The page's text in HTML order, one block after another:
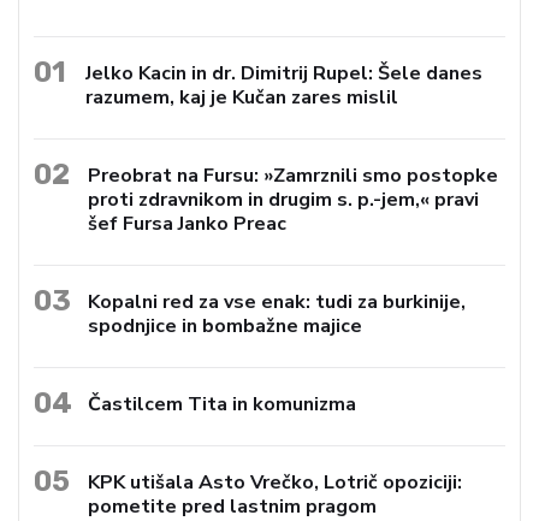
01
Jelko Kacin in dr. Dimitrij Rupel: Šele danes
razumem, kaj je Kučan zares mislil
02
Preobrat na Fursu: »Zamrznili smo postopke
proti zdravnikom in drugim s. p.-jem,« pravi
šef Fursa Janko Preac
03
Kopalni red za vse enak: tudi za burkinije,
spodnjice in bombažne majice
04 Častilcem Tita in komunizma
05
KPK utišala Asto Vrečko, Lotrič opoziciji:
pometite pred lastnim pragom